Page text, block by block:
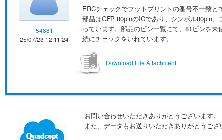
54881
25/07/23 12:11:24
ERCチェックでフットプリントの番号不一致
部品はGFP 80pinのICであり、シンボル80pin
っています。部品のピン一覧にて、81ピンを
続にチェックをいれています。
Download File Attachment
お問い合わせいただきありがとうございます。
また、データもお送りいただきありがとうござ